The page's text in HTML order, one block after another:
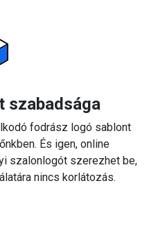
szabadsága
fodrász logó sablont
És igen, online
szalonlogót szerezhet be,
nincs korlátozás.